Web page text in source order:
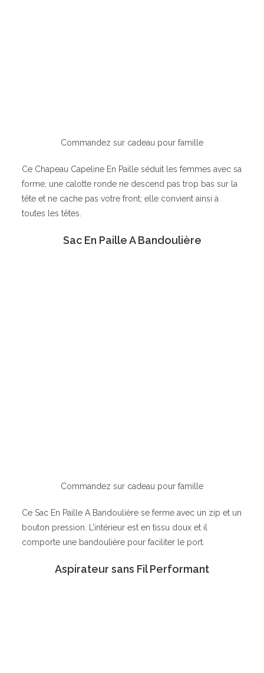
Commandez sur cadeau pour famille
Ce Chapeau Capeline En Paille séduit les femmes avec sa
forme, une calotte ronde ne descend pas trop bas sur la
tête et ne cache pas votre front; elle convient ainsi à
toutes les têtes.
Sac En Paille A Bandoulière
Commandez sur cadeau pour famille
Ce Sac En Paille A Bandoulière se ferme avec un zip et un
bouton pression. L’intérieur est en tissu doux et il
comporte une bandoulière pour faciliter le port.
Aspirateur sans Fil Performant